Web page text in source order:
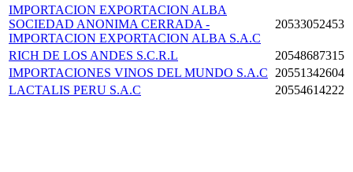
IMPORTACION EXPORTACION ALBA
SOCIEDAD ANONIMA CERRADA -
IMPORTACION EXPORTACION ALBA S.A.C
20533052453
RICH DE LOS ANDES S.C.R.L
20548687315
IMPORTACIONES VINOS DEL MUNDO S.A.C
20551342604
LACTALIS PERU S.A.C
20554614222